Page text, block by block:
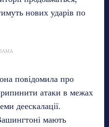
нових ударів по
повідомила про
атаки в межах
деескалації.
мають